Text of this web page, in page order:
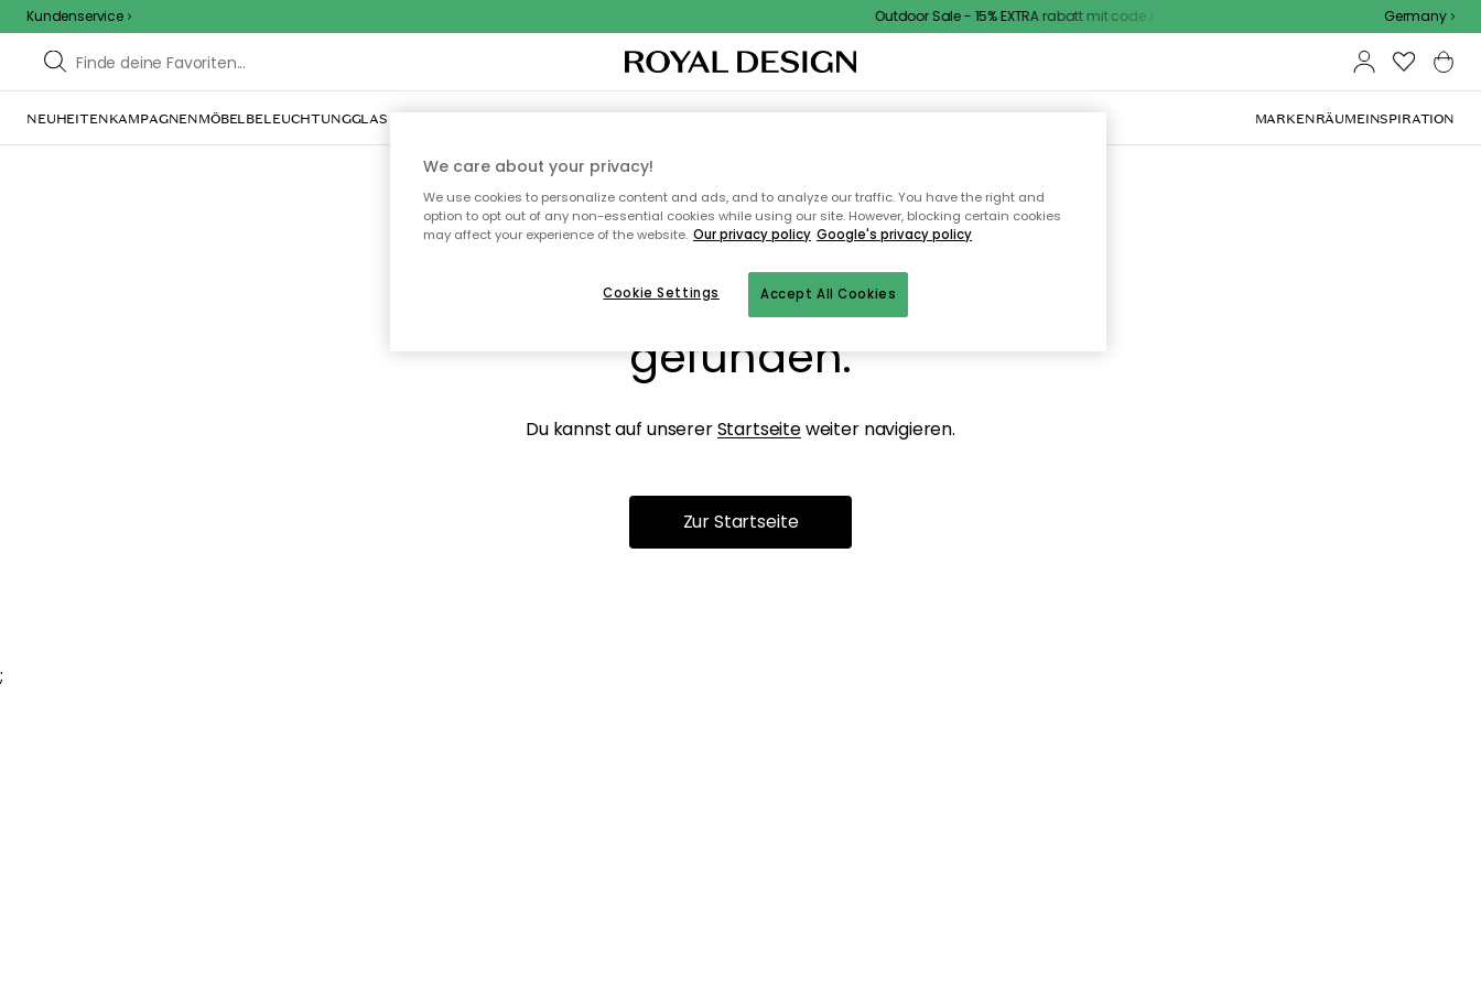
Kundenservice Outdoor Sale - 15% EXTRA rabatt mit code Germany
NEUHEITENKAMPAGNENMÖBELBELEUCHTUNGGLAS & GESCHIRRINNENEINRICHTUNGTEXTILIEN & TEPPICHEKÜCHEAUFBEWAHRUNGOUTDOOR-MÖBEL MARKENRÄUMEINSPIRATION
Ooops, die Seite wurde nicht
gefunden.
Du kannst auf unsererStartseiteweiter navigieren.
Zur Startseite
;
We care about your privacy!
We use cookies to personalize content and ads, and to analyze our traffic. You have the right and
option to opt out of any non-essential cookies while using our site. However, blocking certain cookies
may affect your experience of the website. Our privacy policy Google's privacy policy
Accept All Cookies
Cookie Settings